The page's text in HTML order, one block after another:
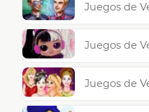
Juegos de
Juegos de
Juegos de